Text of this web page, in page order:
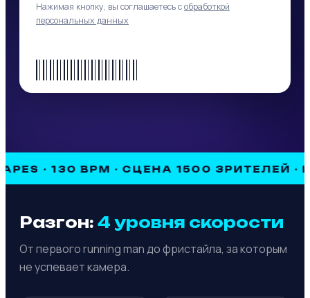
Нажимая кнопку, вы соглашаетесь собработкой
персональных данных
BPM · СЦЕНА 1500 ЗРИТЕЛЕЙ · KEEP
Разгон: 4 уровня скорости
От первого running man до фристайла, за которым
не успевает камера.